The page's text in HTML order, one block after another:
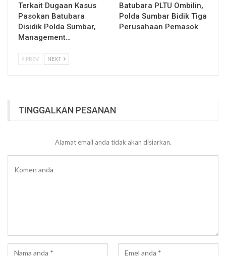
Terkait Dugaan Kasus
Pasokan Batubara
Disidik Polda Sumbar,
Management…
Batubara PLTU Ombilin,
Polda Sumbar Bidik Tiga
Perusahaan Pemasok
PREV NEXT
TINGGALKAN PESANAN
Alamat email anda tidak akan disiarkan.